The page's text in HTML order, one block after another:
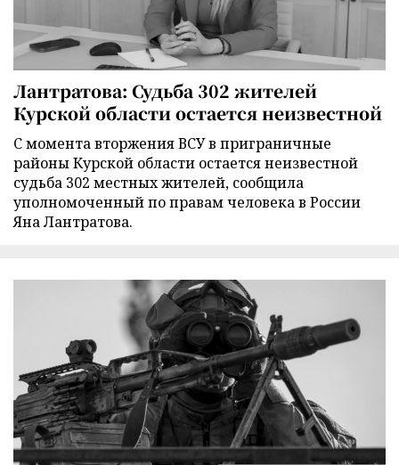
Лантратова: Судьба 302 жителей
Курской области остается неизвестной
С момента вторжения ВСУ в приграничные
районы Курской области остается неизвестной
судьба 302 местных жителей, сообщила
уполномоченный по правам человека в России
Яна Лантратова.